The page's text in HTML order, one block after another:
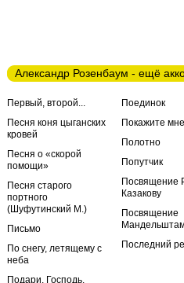
Александр Розенбаум - ещё
Первый, второй...
Песня коня цыганских
кровей
Песня о «скорой
помощи»
Песня старого
портного
(Шуфутинский М.)
Письмо
По снегу, летящему с
неба
Подари, Господь,
Поединок
Покажите
Полотно
Попутчик
Посвящение
Казакову
Посвящение
Последний